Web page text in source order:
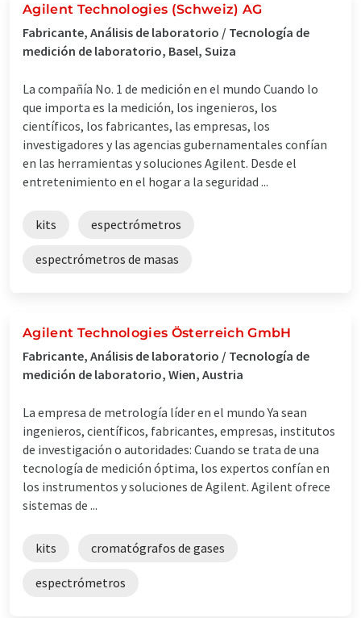
Agilent Technologies (Schweiz) AG
Fabricante, Análisis de laboratorio / Tecnología de
medición de laboratorio, Basel, Suiza
La compañía No. 1 de medición en el mundo Cuando lo
que importa es la medición, los ingenieros, los
científicos, los fabricantes, las empresas, los
investigadores y las agencias gubernamentales confían
en las herramientas y soluciones Agilent. Desde el
entretenimiento en el hogar a la seguridad ...
kits espectrómetros
espectrómetros de masas
Agilent Technologies Österreich GmbH
Fabricante, Análisis de laboratorio / Tecnología de
medición de laboratorio, Wien, Austria
La empresa de metrología líder en el mundo Ya sean
ingenieros, científicos, fabricantes, empresas, institutos
de investigación o autoridades: Cuando se trata de una
tecnología de medición óptima, los expertos confían en
los instrumentos y soluciones de Agilent. Agilent ofrece
sistemas de ...
kits cromatógrafos de gases
espectrómetros